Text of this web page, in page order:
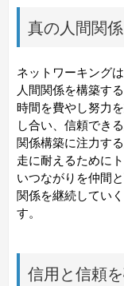
真の人間関
ネットワーキング
人間関係を構築す
時間を費やし努力
し合い、信頼でき
関係構築に注力す
走に耐えるために
いつながりを仲間
関係を継続してい
す。
信用と信頼